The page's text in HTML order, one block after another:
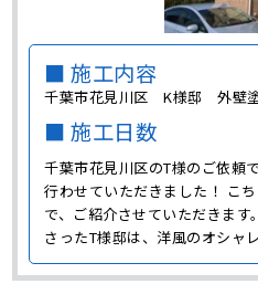
■ 施工内容
千葉市花見川区 K様邸 外壁
■ 施工日数
千葉市花見川区のT様のご依頼
行わせていただきました！ こちらの工事が完了しましたの
で、ご紹介させていただきま
さったT様邸は、洋風のオシャ
した。 ただ築年数が経ってい
えたいとのことで、今回のご